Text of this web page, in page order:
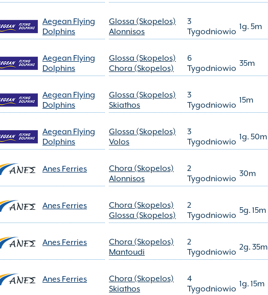
Aegean Flying
Dolphins
Glossa (Skopelos)
Alonnisos
3
Tygodniowio
1g. 5m
Aegean Flying
Dolphins
Glossa (Skopelos)
Chora (Skopelos)
6
Tygodniowio
35m
Aegean Flying
Dolphins
Glossa (Skopelos)
Skiathos
3
Tygodniowio
15m
Aegean Flying
Dolphins
Glossa (Skopelos)
Volos
3
Tygodniowio
1g. 50m
Anes Ferries
Chora (Skopelos)
Alonnisos
2
Tygodniowio
30m
Anes Ferries
Chora (Skopelos)
Glossa (Skopelos)
2
Tygodniowio
5g. 15m
Anes Ferries
Chora (Skopelos)
Mantoudi
2
Tygodniowio
2g. 35m
Anes Ferries
Chora (Skopelos)
Skiathos
4
Tygodniowio
1g. 15m